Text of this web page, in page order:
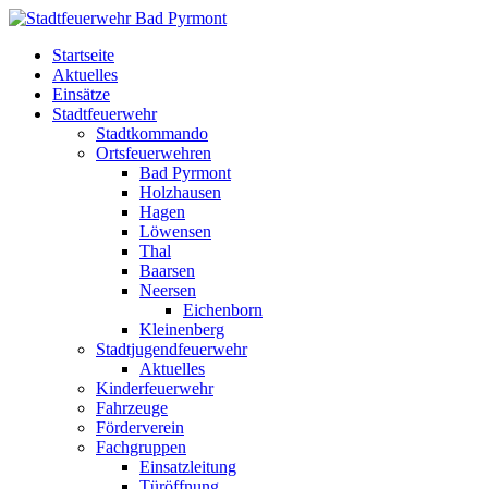
Startseite
Aktuelles
Einsätze
Stadtfeuerwehr
Stadtkommando
Ortsfeuerwehren
Bad Pyrmont
Holzhausen
Hagen
Löwensen
Thal
Baarsen
Neersen
Eichenborn
Kleinenberg
Stadtjugendfeuerwehr
Aktuelles
Kinderfeuerwehr
Fahrzeuge
Förderverein
Fachgruppen
Einsatzleitung